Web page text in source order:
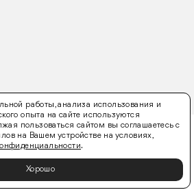
работы, анализа использования и
опыта на сайте используются
пользоваться сайтом вы соглашаетесь с
на Вашем устройстве на условиях,
.
Хорошо
2026 FURLY
конфиденциальности